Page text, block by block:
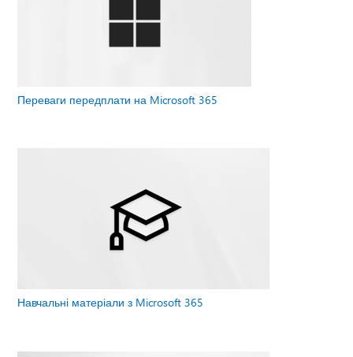
Переваги передплати на Microsoft 365
Навчальні матеріали з Microsoft 365